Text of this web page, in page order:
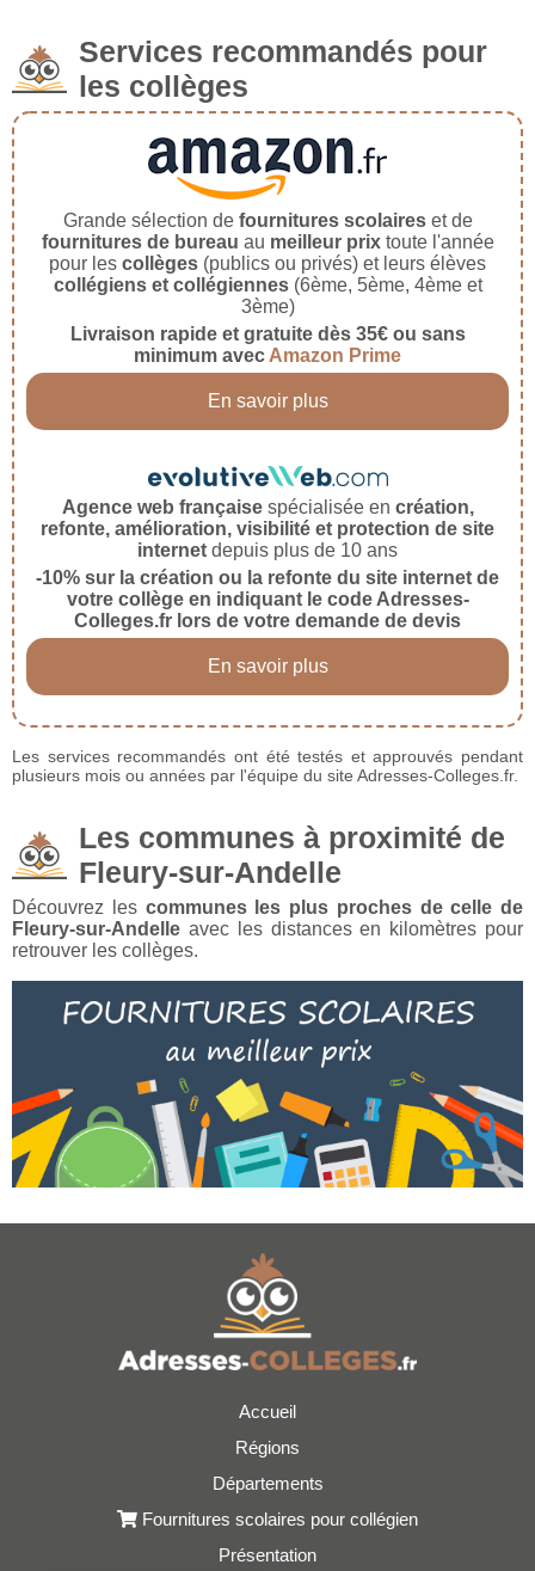
Services recommandés pour
les collèges
Grande sélection de fournitures scolaireset de
fournitures de bureau au meilleur prixtoute l'année
pour les collèges (publics ou privés) et leurs élèves
collégiens et collégiennes(6ème, 5ème, 4ème et
3ème)
Livraison rapide et gratuite dès 35€ ou sans
minimum avec Amazon Prime
En savoir plus
Agence web françaisespécialisée en création,
refonte, amélioration, visibilité et protection de site
internet depuis plus de 10 ans
-10% sur la création ou la refonte du site internet de
votre collège en indiquant le code Adresses-
Colleges.fr lors de votre demande de devis
En savoir plus
Les services recommandés ont été testés et approuvés pendant
plusieurs mois ou années par l'équipe du site Adresses-Colleges.fr.
Les communes à proximité de
Fleury-sur-Andelle
Découvrez les communes les plus proches de celle de
Fleury-sur-Andelle avec les distances en kilomètres pour
retrouver les collèges.
Accueil
Régions
Départements
Fournitures scolaires pour collégien
Présentation